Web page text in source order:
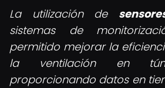
La utilización de
sistemas de
permitido mejorar la
la ventilación en
proporcionando datos en